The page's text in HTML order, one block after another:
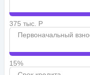
375 тыс. Р
Первоначальный
15%